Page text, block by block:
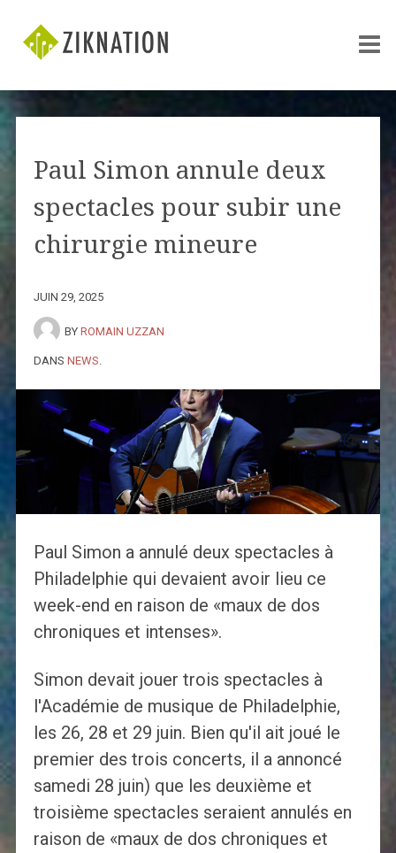
Paul Simon annule deux
spectacles pour subir une
chirurgie mineure
JUIN 29, 2025
BY ROMAIN UZZAN
DANS NEWS
Paul Simon a annulé deux spectacles à
Philadelphie qui devaient avoir lieu ce
week-end en raison de «maux de dos
chroniques et intenses».
Simon devait jouer trois spectacles à
l'Académie de musique de Philadelphie,
les 26, 28 et 29 juin. Bien qu'il ait joué le
premier des trois concerts, il a annoncé
samedi 28 juin) que les deuxième et
troisième spectacles seraient annulés en
raison de «maux de dos chroniques et